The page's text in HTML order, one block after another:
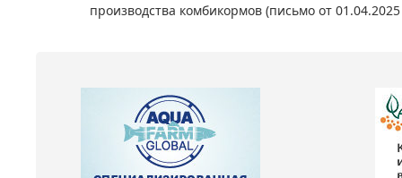
производства комбикормов (письмо от